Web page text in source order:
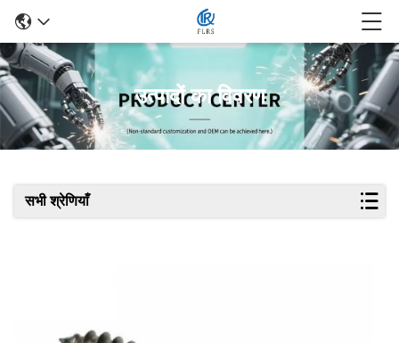
उत्पादों का विवरण
सभी श्रेणियाँ